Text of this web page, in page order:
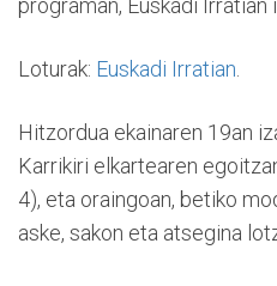
programan, Euskadi Irratian
Loturak: Euskadi Irratian
Hitzordua ekainaren 19an
Karrikiri elkartearen
4), eta oraingoan, betiko
aske, sakon eta atsegina